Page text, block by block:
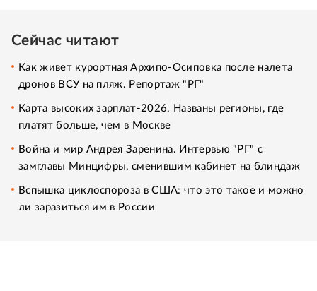
Сейчас читают
Как живет курортная Архипо-Осиповка после налета
дронов ВСУ на пляж. Репортаж "РГ"
Карта высоких зарплат-2026. Названы регионы, где
платят больше, чем в Москве
Война и мир Андрея Заренина. Интервью "РГ" с
замглавы Минцифры, сменившим кабинет на блиндаж
Вспышка циклоспороза в США: что это такое и можно
ли заразиться им в России